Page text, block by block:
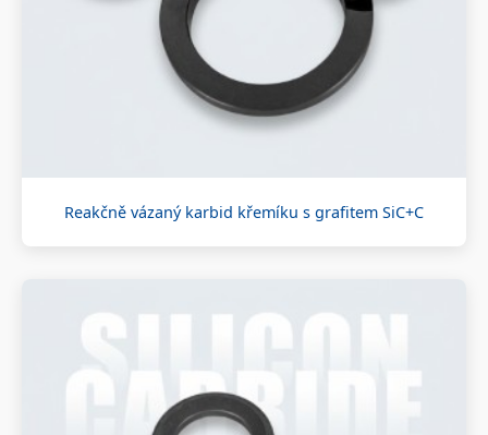
Reakčně vázaný karbid křemíku s grafitem SiC+C